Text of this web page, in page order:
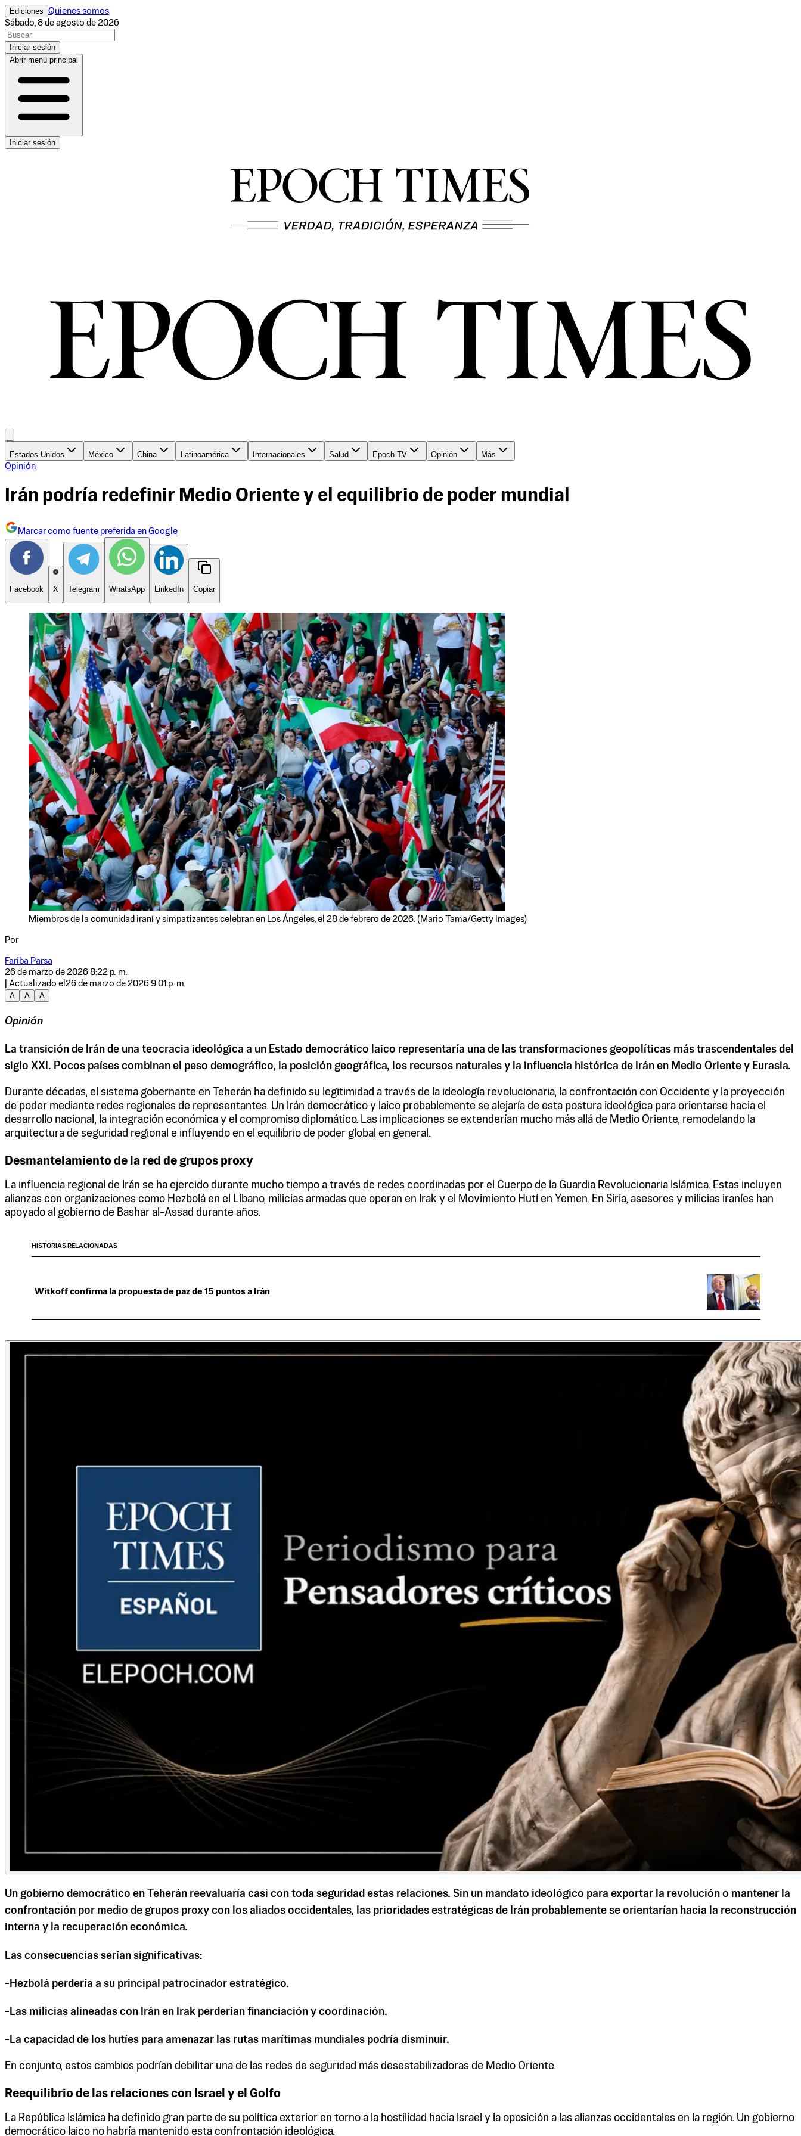
Ediciones Quienes somos
Sábado, 8 de agosto de 2026
Iniciar sesión
Abrir menú principal
Iniciar sesión
Estados Unidos México China Latinoamérica Internacionales Salud Epoch TV Opinión
Más
Opinión
Irán podría redefinir Medio Oriente y el equilibrio de poder mundial
Marcar como fuente preferida en Google
Facebook X Telegram WhatsApp LinkedIn Copiar
Miembros de la comunidad iraní y simpatizantes celebran en Los Ángeles, el 28 de febrero de 2026. (Mario Tama/Getty Images)
Por
Fariba Parsa
26 de marzo de 2026 8:22 p. m.
| Actualizado el 26 de marzo de 2026 9:01 p. m.
A
A A
Opinión
La transición de Irán de una teocracia ideológica a un Estado democrático laico representaría una de las transformaciones geopolíticas más trascendentales del
siglo XXI. Pocos países combinan el peso demográfico, la posición geográfica, los recursos naturales y la influencia histórica de Irán en Medio Oriente y Eurasia.
Durante décadas, el sistema gobernante en Teherán ha definido su legitimidad a través de la ideología revolucionaria, la confrontación con Occidente y la proyección
de poder mediante redes regionales de representantes. Un Irán democrático y laico probablemente se alejaría de esta postura ideológica para orientarse hacia el
desarrollo nacional, la integración económica y el compromiso diplomático. Las implicaciones se extenderían mucho más allá de Medio Oriente, remodelando la
arquitectura de seguridad regional e influyendo en el equilibrio de poder global en general.
Desmantelamiento de la red de grupos proxy
La influencia regional de Irán se ha ejercido durante mucho tiempo a través de redes coordinadas por el Cuerpo de la Guardia Revolucionaria Islámica. Estas incluyen
alianzas con organizaciones como Hezbolá en el Líbano, milicias armadas que operan en Irak y el Movimiento Hutí en Yemen. En Siria, asesores y milicias iraníes han
apoyado al gobierno de Bashar al-Assad durante años.
HISTORIAS RELACIONADAS
Witkoff confirma la propuesta de paz de 15 puntos a Irán
Un gobierno democrático en Teherán reevaluaría casi con toda seguridad estas relaciones. Sin un mandato ideológico para exportar la revolución o mantener la
confrontación por medio de grupos proxy con los aliados occidentales, las prioridades estratégicas de Irán probablemente se orientarían hacia la reconstrucción
interna y la recuperación económica.
Las consecuencias serían significativas:
-Hezbolá perdería a su principal patrocinador estratégico.
-Las milicias alineadas con Irán en Irak perderían financiación y coordinación.
-La capacidad de los hutíes para amenazar las rutas marítimas mundiales podría disminuir.
En conjunto, estos cambios podrían debilitar una de las redes de seguridad más desestabilizadoras de Medio Oriente.
Reequilibrio de las relaciones con Israel y el Golfo
La República Islámica ha definido gran parte de su política exterior en torno a la hostilidad hacia Israel y la oposición a las alianzas occidentales en la región. Un gobierno
democrático laico no habría mantenido esta confrontación ideológica.